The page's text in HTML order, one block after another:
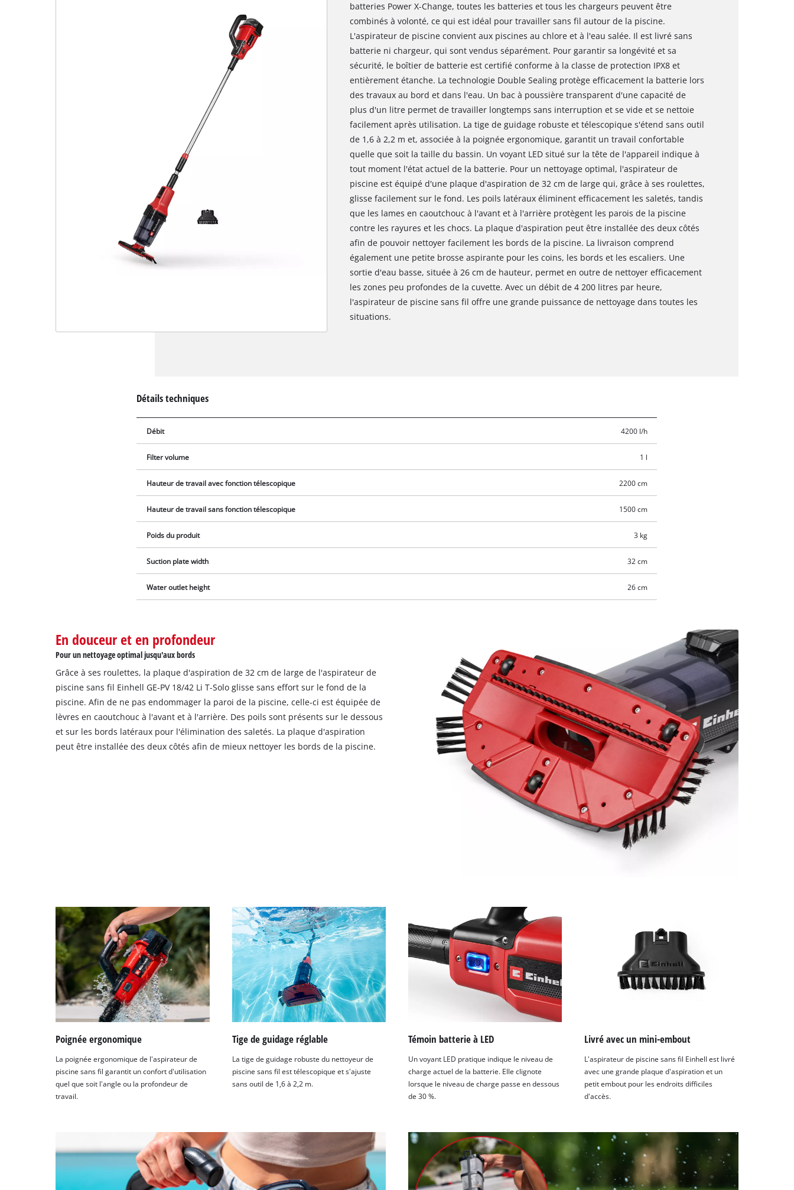
Powered byUsercentrics Consent
batteries Power X-Change, toutes les batteries et tous les chargeurs peuvent être
combinés à volonté, ce qui est idéal pour travailler sans fil autour de la piscine.
L'aspirateur de piscine convient aux piscines au chlore et à l'eau salée. Il est livré sans
batterie ni chargeur, qui sont vendus séparément. Pour garantir sa longévité et sa
sécurité, le boîtier de batterie est certifié conforme à la classe de protection IPX8 et
entièrement étanche. La technologie Double Sealing protège efficacement la batterie lors
des travaux au bord et dans l'eau. Un bac à poussière transparent d'une capacité de
plus d'un litre permet de travailler longtemps sans interruption et se vide et se nettoie
facilement après utilisation. La tige de guidage robuste et télescopique s'étend sans outil
de 1,6 à 2,2 m et, associée à la poignée ergonomique, garantit un travail confortable
quelle que soit la taille du bassin. Un voyant LED situé sur la tête de l'appareil indique à
tout moment l'état actuel de la batterie. Pour un nettoyage optimal, l'aspirateur de
piscine est équipé d'une plaque d'aspiration de 32 cm de large qui, grâce à ses roulettes,
glisse facilement sur le fond. Les poils latéraux éliminent efficacement les saletés, tandis
que les lames en caoutchouc à l'avant et à l'arrière protègent les parois de la piscine
contre les rayures et les chocs. La plaque d'aspiration peut être installée des deux côtés
afin de pouvoir nettoyer facilement les bords de la piscine. La livraison comprend
également une petite brosse aspirante pour les coins, les bords et les escaliers. Une
sortie d'eau basse, située à 26 cm de hauteur, permet en outre de nettoyer efficacement
les zones peu profondes de la cuvette. Avec un débit de 4 200 litres par heure,
l'aspirateur de piscine sans fil offre une grande puissance de nettoyage dans toutes les
situations.
Détails techniques
Débit 4200 l/h
Filter volume 1 l
Hauteur de travail avec fonction télescopique 2200 cm
Hauteur de travail sans fonction télescopique 1500 cm
Poids du produit 3 kg
Suction plate width 32 cm
Water outlet height 26 cm
En douceur et en profondeur
Pour un nettoyage optimal jusqu'aux bords
Grâce à ses roulettes, la plaque d'aspiration de 32 cm de large de l'aspirateur de
piscine sans fil Einhell GE-PV 18/42 Li T-Solo glisse sans effort sur le fond de la
piscine. Afin de ne pas endommager la paroi de la piscine, celle-ci est équipée de
lèvres en caoutchouc à l'avant et à l'arrière. Des poils sont présents sur le dessous
et sur les bords latéraux pour l'élimination des saletés. La plaque d'aspiration
peut être installée des deux côtés afin de mieux nettoyer les bords de la piscine.
Poignée ergonomique
La poignée ergonomique de l'aspirateur de
piscine sans fil garantit un confort d'utilisation
quel que soit l'angle ou la profondeur de
travail.
Tige de guidage réglable
La tige de guidage robuste du nettoyeur de
piscine sans fil est télescopique et s'ajuste
sans outil de 1,6 à 2,2 m.
Témoin batterie à LED
Un voyant LED pratique indique le niveau de
charge actuel de la batterie. Elle clignote
lorsque le niveau de charge passe en dessous
de 30 %.
Livré avec un mini-embout
L'aspirateur de piscine sans fil Einhell est livré
avec une grande plaque d'aspiration et un
petit embout pour les endroits difficiles
d'accès.